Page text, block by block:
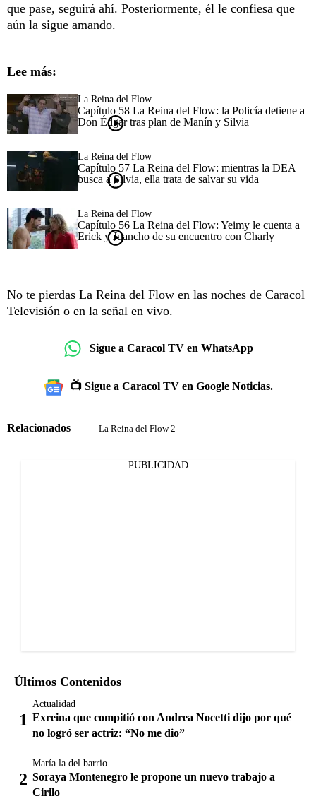
que pase, seguirá ahí. Posteriormente, él le confiesa que
aún la sigue amando.
Lee más:
La Reina del Flow
Capítulo 58 La Reina del Flow: la Policía detiene a
Don Édgar tras plan de Manín y Silvia
La Reina del Flow
Capítulo 57 La Reina del Flow: mientras la DEA
busca a Silvia, ella trata de salvar su vida
La Reina del Flow
Capítulo 56 La Reina del Flow: Yeimy le cuenta a
Erick y Juancho de su encuentro con Charly
No te pierdas La Reina del Flow en las noches de Caracol
Televisión o en la señal en vivo.
Sigue a Caracol TV en WhatsApp
📺 Sigue a Caracol TV en Google Noticias.
Relacionados La Reina del Flow 2
PUBLICIDAD
Últimos Contenidos
Actualidad
Exreina que compitió con Andrea Nocetti dijo por qué
no logró ser actriz: “No me dio”
María la del barrio
Soraya Montenegro le propone un nuevo trabajo a
Cirilo